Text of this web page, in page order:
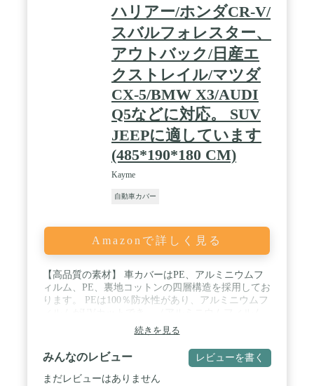
ハリアー/ホンダCR-V/
スバルフォレスター、
アウトバック/日産エ
クストレイル/マツダ
CX-5/BMW X3/AUDI
Q5などに対応。 SUV
JEEPに適しています
(485*190*180 CM)
Kayme
自動車カバー
Amazonで詳しく見る
【高品質の素材】 車カバーはPE、アルミニウムフ
ィルム、PE、裏地コットンの四層構造を採用してお
ります。 PEは100％防水性があり、アルミニウムフ
が紫外線を遮断し、夏で日焼け止め）コットンが車
両の塗料を保護します。カーボディーカバーはそれ
ぞれの機能を担当し、ご愛車をうまく保護します！
/ 【強風と防水対策】1.前側と後ろ側に防風ベルト
が付いているので、台風でも飛ばされにくい！2.1.
続きを見る
みんなのレビュー レビューを書く
まだレビューはありません